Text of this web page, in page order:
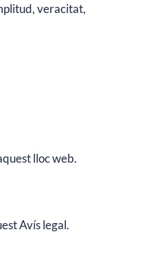
veracitat,
lloc web.
Avís legal.